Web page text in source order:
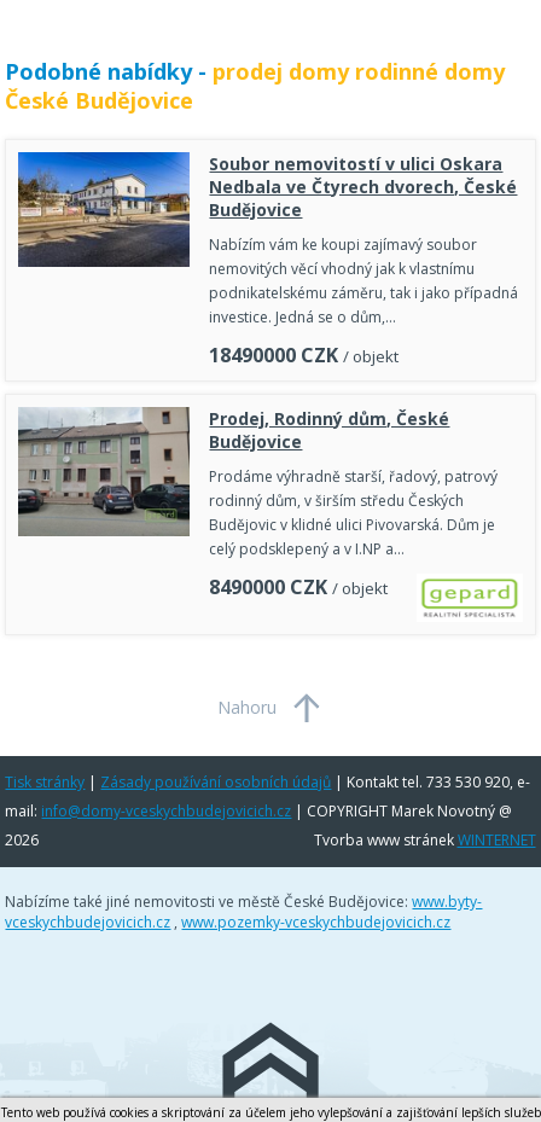
Podobné nabídky - prodej domy rodinné domy
České Budějovice
Soubor nemovitostí v ulici Oskara
Nedbala ve Čtyrech dvorech, České
Budějovice
Nabízím vám ke koupi zajímavý soubor
nemovitých věcí vhodný jak k vlastnímu
podnikatelskému záměru, tak i jako případná
investice. Jedná se o dům,…
18490000 CZK / objekt
Prodej, Rodinný dům, České
Budějovice
Prodáme výhradně starší, řadový, patrový
rodinný dům, v širším středu Českých
Budějovic v klidné ulici Pivovarská. Dům je
celý podsklepený a v I.NP a…
8490000 CZK / objekt
Nahoru
Tisk stránky | Zásady používání osobních údajů | Kontakt tel. 733 530 920, e-
mail: info@domy-vceskychbudejovicich.cz | COPYRIGHT Marek Novotný @
2026
Tvorba www stránekWINTERNET
Nabízíme také jiné nemovitosti ve městě České Budějovice:www.byty-
vceskychbudejovicich.cz ,www.pozemky-vceskychbudejovicich.cz
Tento web používá cookies a skriptování za účelem jeho vylepšování a zajišťování lepších služeb